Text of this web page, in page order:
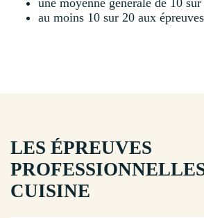
une moyenne générale de 10
au moins 10 sur 20 aux
LES ÉPREUVES
CUISINE